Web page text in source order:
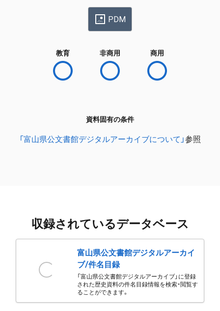
PDM
教育 非商用 商用
資料固有の条件
「富山県公文書館デジタルアーカイブについて」参照
収録されているデータベース
富山県公文書館デジタルアーカイ
ブ/件名目録
「富山県公文書館デジタルアーカイブ」に登録
された歴史資料の件名目録情報を検索・閲覧す
ることができます。